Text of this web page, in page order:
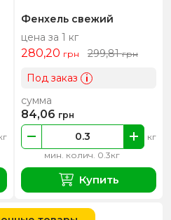
Фенхель свежий
цена за 1 кг
280,20 грн 299,81грн
Под заказ i
мин. колич. 0.3кг
кг
сумма
84,06 грн
Купить